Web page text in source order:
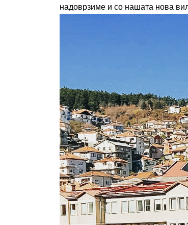
надоврзиме и со нашата нова